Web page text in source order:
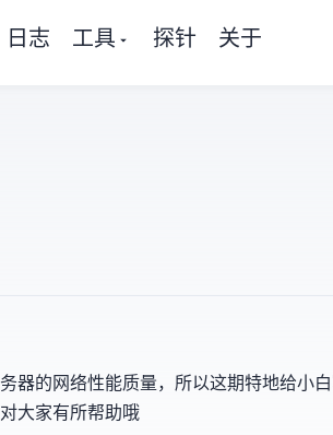
日志 工具 探针 关于
器的网络/性能/IP质量，所以这期特地给
大家有所帮助哦~